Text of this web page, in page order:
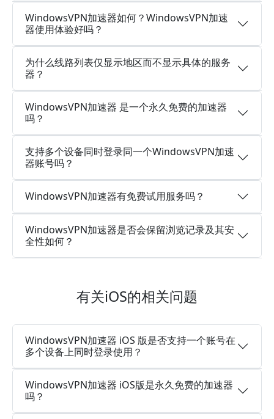
WindowsVPN加速器如何？WindowsVPN加速
器使用体验好吗？
为什么线路列表仅显示地区而不显示具体的服务
器？
WindowsVPN加速器 是一个永久免费的加速器
吗？
支持多个设备同时登录同一个WindowsVPN加速
器账号吗？
WindowsVPN加速器有免费试用服务吗？
WindowsVPN加速器是否会保留浏览记录及其安
全性如何？
有关iOS的相关问题
WindowsVPN加速器 iOS 版是否支持一个账号在
多个设备上同时登录使用？
WindowsVPN加速器 iOS版是永久免费的加速器
吗？